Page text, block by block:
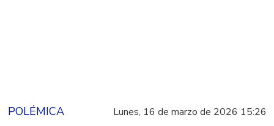
POLÉMICA Lunes, 16 de marzo de 2026 15:26